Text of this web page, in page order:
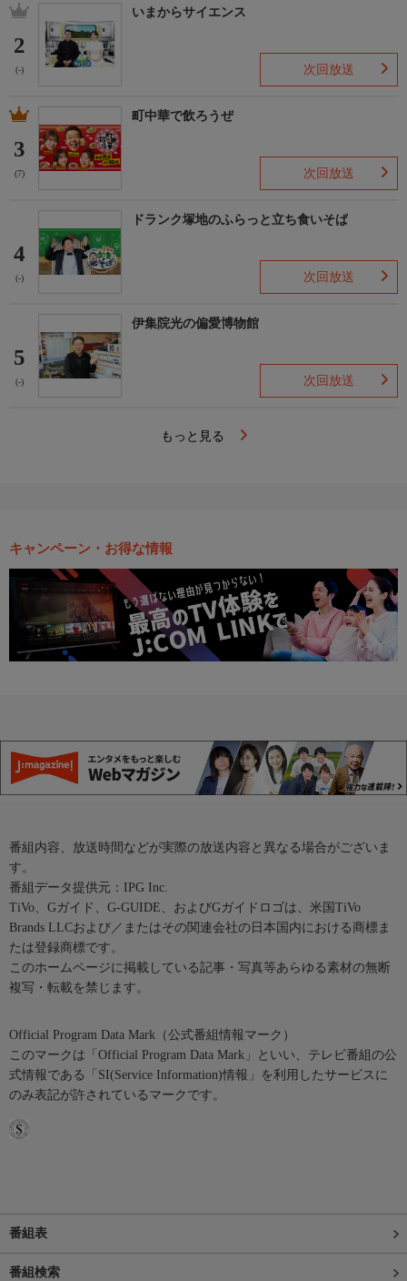
2
(-)
いまからサイエンス
次回放送
3
(7)
町中華で飲ろうぜ
次回放送
4
(-)
ドランク塚地のふらっと立ち食いそば
次回放送
5
(-)
伊集院光の偏愛博物館
次回放送
もっと見る
キャンペーン・お得な情報
番組内容、放送時間などが実際の放送内容と異なる場合がございま
す。
番組データ提供元：IPG Inc.
TiVo、Gガイド、G-GUIDE、およびGガイドロゴは、米国TiVo
Brands LLCおよび／またはその関連会社の日本国内における商標ま
たは登録商標です。
このホームページに掲載している記事・写真等あらゆる素材の無断
複写・転載を禁じます。
Official Program Data Mark（公式番組情報マーク）
このマークは「Official Program Data Mark」といい、テレビ番組の公
式情報である「SI(Service Information)情報」を利用したサービスに
のみ表記が許されているマークです。
番組表
番組検索